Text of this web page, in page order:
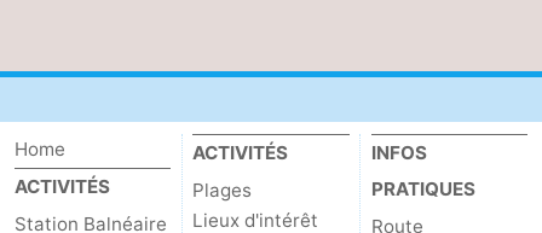
Home
ACTIVITÉS
Station Balnéaire
ACTIVITÉS
Plages
Lieux d'intérêt
INFOS
PRATIQUES
Route